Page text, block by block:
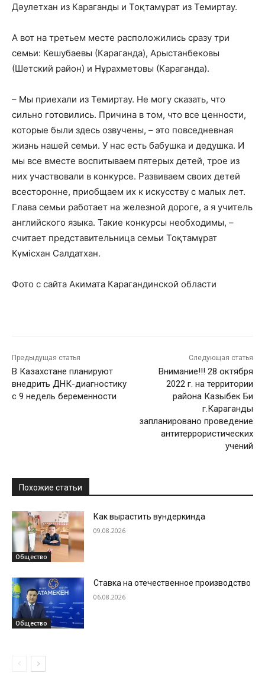
Дәулетхан из Караганды и Тоқтамұрат из Темиртау.
А вот на третьем месте расположились сразу три
семьи: Кешубаевы (Караганда), Арыстанбековы
(Шетский район) и Нұрахметовы (Караганда).
– Мы приехали из Темиртау. Не могу сказать, что
сильно готовились. Причина в том, что все ценности,
которые были здесь озвучены, – это повседневная
жизнь нашей семьи. У нас есть бабушка и дедушка. И
мы все вместе воспитываем пятерых детей, трое из
них участвовали в конкурсе. Развиваем своих детей
всесторонне, приобщаем их к искусству с малых лет.
Глава семьи работает на железной дороге, а я учитель
английского языка. Такие конкурсы необходимы, –
считает представительница семьи Тоқтамұрат
Күмісхан Салдатхан.
Фото с сайта Акимата Карагандинской области
Предыдущая статья
В Казахстане планируют
внедрить ДНК-диагностику
с 9 недель беременности
Следующая статья
Внимание!!! 28 октября
2022 г. на территории
района Казыбек Би
г.Караганды
запланировано проведение
антитеррористических
учений
Похожие статьи
Общество
Как вырастить вундеркинда
09.08.2026
Общество
Ставка на отечественное производство
06.08.2026